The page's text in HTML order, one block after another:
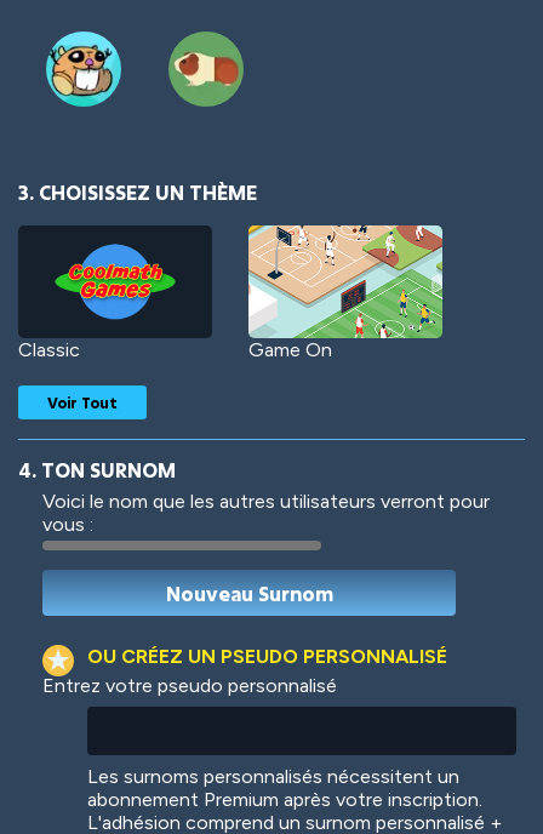
3. CHOISISSEZ UN THÈME
Classic Game On
Woof
Colorful
Voir Tout
4. TON SURNOM
Voici le nom que les autres utilisateurs verront pour
vous :
OU CRÉEZ UN PSEUDO PERSONNALISÉ
Entrez votre pseudo personnalisé
Les surnoms personnalisés nécessitent un
abonnement Premium après votre inscription.
L'adhésion comprend un surnom personnalisé +